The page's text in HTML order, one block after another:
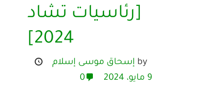
[رئاسيات تشاد
2024]
by إسحاق موسى إسلام
9 مايو، 2024
0